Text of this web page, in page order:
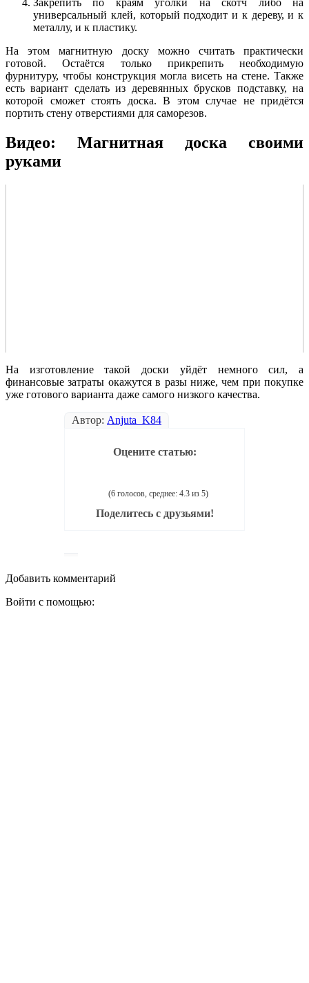
Закрепить по краям уголки на скотч либо на
универсальный клей, который подходит и к дереву, и к
металлу, и к пластику.
На этом магнитную доску можно считать практически
готовой. Остаётся только прикрепить необходимую
фурнитуру, чтобы конструкция могла висеть на стене. Также
есть вариант сделать из деревянных брусков подставку, на
которой сможет стоять доска. В этом случае не придётся
портить стену отверстиями для саморезов.
Видео: Магнитная доска своими
руками
На изготовление такой доски уйдёт немного сил, а
финансовые затраты окажутся в разы ниже, чем при покупке
уже готового варианта даже самого низкого качества.
Автор: Anjuta_K84
Оцените статью:
(6 голосов, среднее: 4.3 из 5)
Поделитесь с друзьями!
Добавить комментарий
Войти с помощью: